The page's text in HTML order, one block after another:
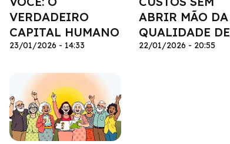
VERDADEIRO
CAPITAL HUMANO
23/01/2026 - 14:33
ABRIR MÃO DA
QUALIDADE DE
VIDA
22/01/2026 - 20:55